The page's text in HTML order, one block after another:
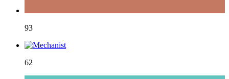
93
62